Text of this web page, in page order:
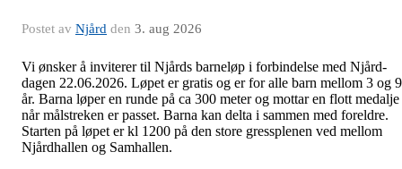
Postet av Njård den 3. aug 2026
Vi ønsker å inviterer til Njårds barneløp i forbindelse med Njård-
dagen 22.06.2026. Løpet er gratis og er for alle barn mellom 3 og 9
år. Barna løper en runde på ca 300 meter og mottar en flott medalje
når målstreken er passet. Barna kan delta i sammen med foreldre.
Starten på løpet er kl 1200 på den store gressplenen ved mellom
Njårdhallen og Samhallen.